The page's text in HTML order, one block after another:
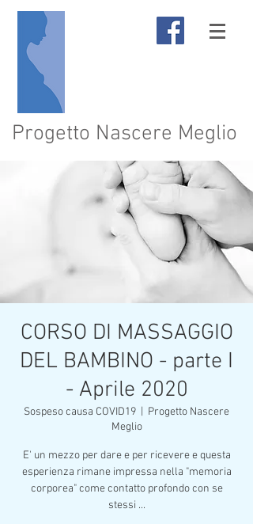
Progetto Nascere Meglio
CORSO DI MASSAGGIO
DEL BAMBINO - parte I
- Aprile 2020
Sospeso causa COVID19
Progetto Nascere
Meglio
E' un mezzo per dare e per ricevere e questa
esperienza rimane impressa nella "memoria
corporea" come contatto profondo con se
stessi ...